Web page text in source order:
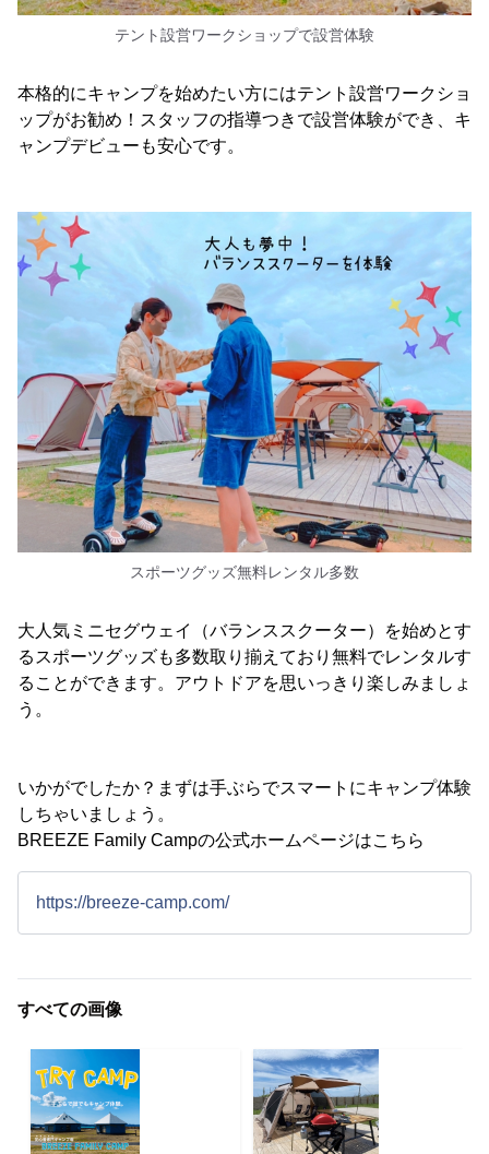
テント設営ワークショップで設営体験
本格的にキャンプを始めたい方にはテント設営ワークショ
ップがお勧め！スタッフの指導つきで設営体験ができ、キ
ャンプデビューも安心です。
スポーツグッズ無料レンタル多数
大人気ミニセグウェイ（バランススクーター）を始めとす
るスポーツグッズも多数取り揃えており無料でレンタルす
ることができます。アウトドアを思いっきり楽しみましょ
う。
いかがでしたか？まずは手ぶらでスマートにキャンプ体験
しちゃいましょう。
BREEZE Family Campの公式ホームページはこちら
https://breeze-camp.com/
すべての画像